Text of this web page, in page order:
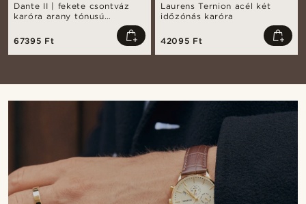
Dante II | fekete csontváz
karóra arany tónusú
67395 Ft
Laurens Ternion acél két
időzónás karóra
42095 Ft